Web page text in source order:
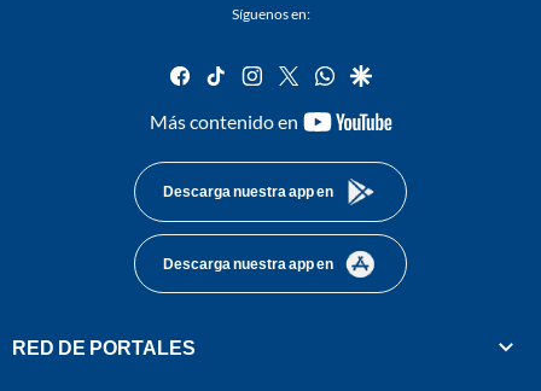
Síguenos en:
facebook
tiktok instagram
twitterwhatsapp
google
Más contenido en
youtube-
Descarga nuestra app en
Descarga nuestra app en
RED DE PORTALES